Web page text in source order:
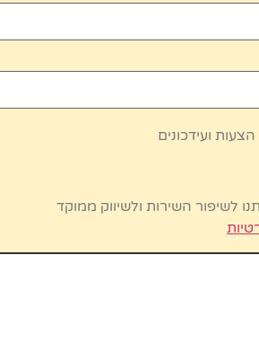
ועידכונים
לשיפור השירות ולשיווק ממוקד